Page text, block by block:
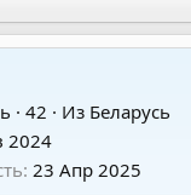
· 42 · Из Беларусь
2024
23 Апр 2025